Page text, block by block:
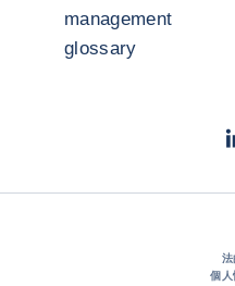
management
glossary
法
個人